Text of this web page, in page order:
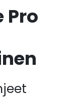
Pro